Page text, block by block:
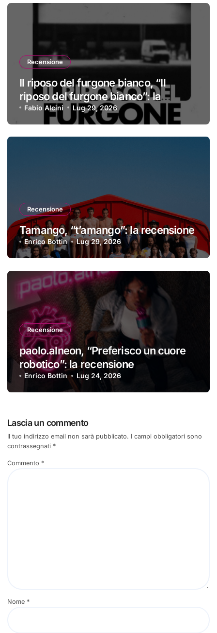
Recensione
Il riposo del furgone bianco, “Il
riposo del furgone bianco”: la
recensione
Fabio Alcini Lug 29, 2026
Recensione
Tamango, “t’amango”: la recensione
Enrico Bottin Lug 29, 2026
Recensione
paolo.alneon, “Preferisco un cuore
robotico”: la recensione
Enrico Bottin Lug 24, 2026
Lascia un commento
Il tuo indirizzo email non sarà pubblicato. I campi obbligatori sono
contrassegnati *
Commento *
Nome *